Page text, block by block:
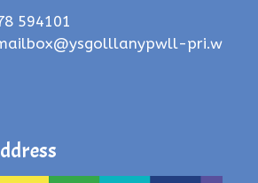
594101
pri.w